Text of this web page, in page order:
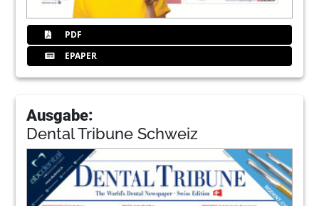
PDF
EPAPER
Ausgabe:
Dental Tribune Schweiz